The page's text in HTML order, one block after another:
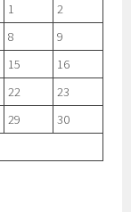
1
2
8
9
15
16
22
23
29
30